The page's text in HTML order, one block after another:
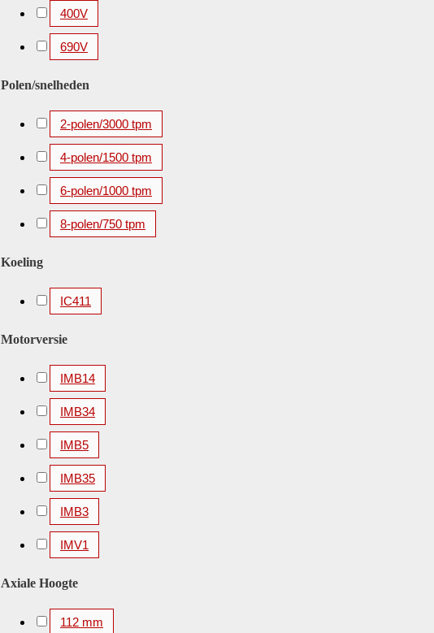
400V
690V
Polen/snelheden
2-polen/3000 tpm
4-polen/1500 tpm
6-polen/1000 tpm
8-polen/750 tpm
Koeling
IC411
Motorversie
IMB14
IMB34
IMB5
IMB35
IMB3
IMV1
Axiale Hoogte
112 mm